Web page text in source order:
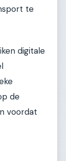
te
digitale
de
voordat